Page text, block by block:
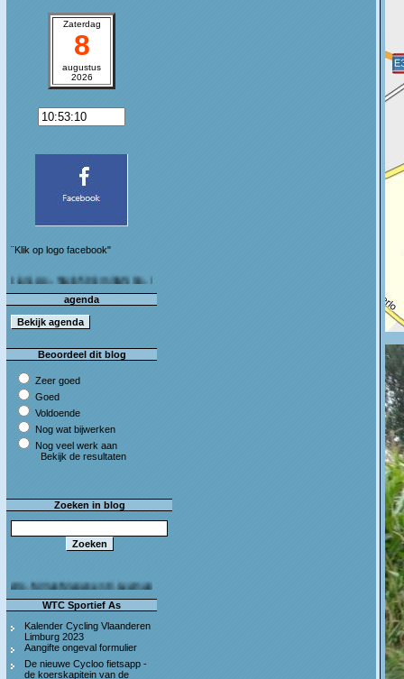
Zaterdag
8
augustus
2026
¨Klik op logo facebook"
Stein 50 km (I&S 9u - 10u30) Café Bij die van ons As
agenda
Beoordeel dit blog
Zeer goed
Goed
Voldoende
Nog wat bijwerken
Nog veel werk aan
Bekijk de resultaten
Zoeken in blog
Megen en C.Leeman - Van harte proficiat!
WTC Sportief As
Kalender Cycling Vlaanderen
Limburg 2023
Aangifte ongeval formulier
De nieuwe Cycloo fietsapp -
de koerskapitein van de